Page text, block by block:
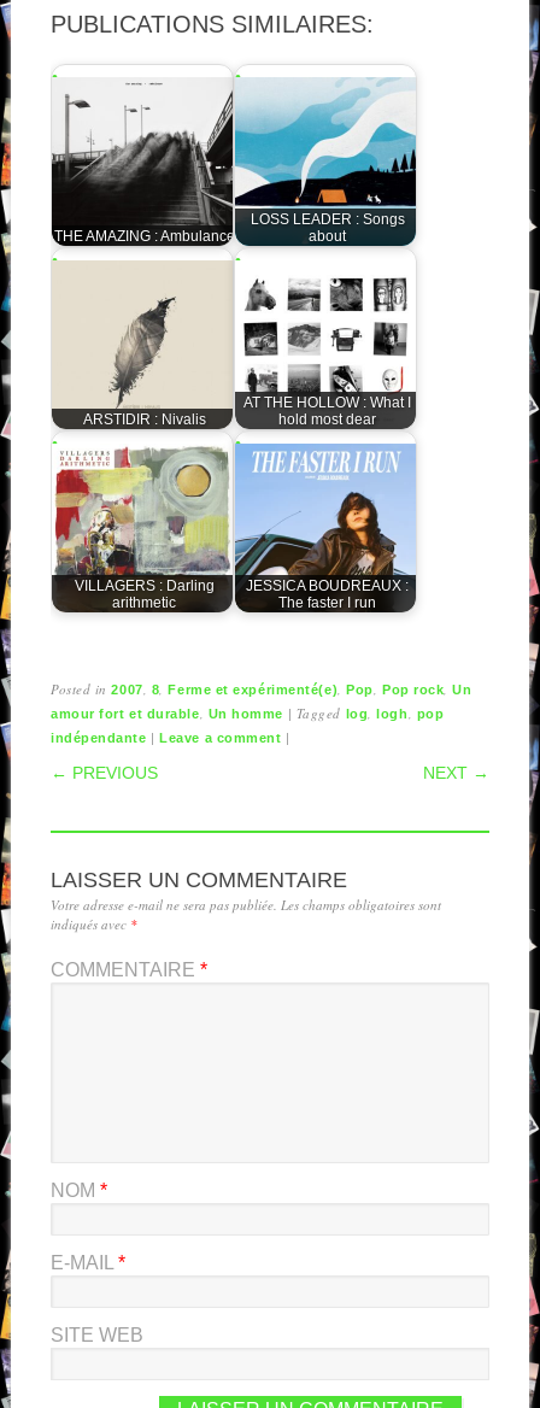
PUBLICATIONS SIMILAIRES:
THE AMAZING : Ambulance
LOSS LEADER : Songs
about
ARSTIDIR : Nivalis
AT THE HOLLOW : What I
hold most dear
VILLAGERS : Darling
arithmetic
JESSICA BOUDREAUX :
The faster I run
Posted in2007 8 ,Ferme et expérimenté(e) ,Pop Pop rock ,Un
amour fort et durable
Un homme | Tagged log ,logh
pop
indépendante |Leave a comment |
POST NAVIGATION
← PREVIOUS NEXT →
LAISSER UN COMMENTAIRE
Votre adresse e-mail ne sera pas publiée. Les champs obligatoires sont
indiqués avec *
COMMENTAIRE *
NOM *
E-MAIL *
SITE WEB